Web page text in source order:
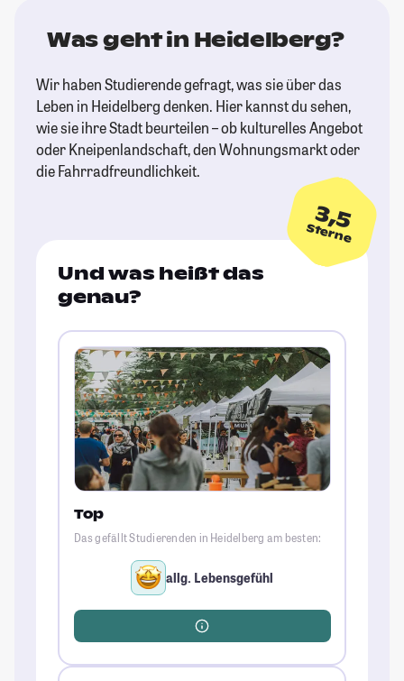
Was geht in Heidelberg?
Wir haben Studierende gefragt, was sie über das
Leben in Heidelberg denken. Hier kannst du sehen,
wie sie ihre Stadt beurteilen – ob kulturelles Angebot
oder Kneipenlandschaft, den Wohnungsmarkt oder
die Fahrradfreundlichkeit.
3,5
Sterne
Und was heißt das
genau?
Top
Das gefällt Studierenden in Heidelberg am besten:
allg. Lebensgefühl